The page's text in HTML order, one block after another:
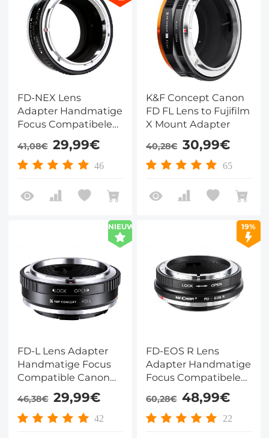
FD-NEX Lens
Adapter Handmatige
Focus Compatibele
Canon FD Lenzen
voor Sony E Camera
Lichaam
41,08€ 29,99€
46
K&F Concept Canon
FD FL Lens to Fujifilm
X Mount Adapter
40,28€ 30,99€
65
NIEUW
FD-L Lens Adapter
Handmatige Focus
Compatible Canon
FD & FL 35 mm
Lenzen voor Leica SL
T Sigma FP
46,38€ 29,99€
42
19%
FD-EOS R Lens
Adapter Handmatige
Focus Compatibele
Canon FD Lenzen
voor Canon EOS R
Camera Lichaam
60,28€ 48,99€
22